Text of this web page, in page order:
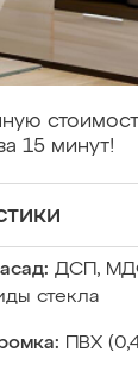
15 минут!
ДСП,
стекла
ПВХ